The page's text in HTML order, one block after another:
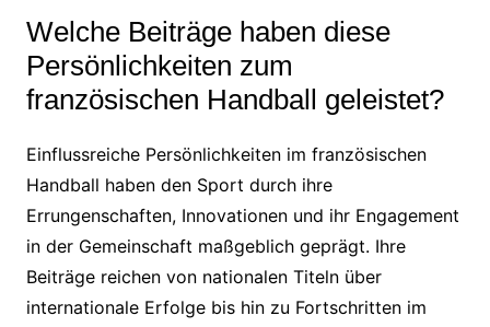
Welche Beiträge haben diese
Persönlichkeiten zum
französischen Handball geleistet?
Einflussreiche Persönlichkeiten im französischen
Handball haben den Sport durch ihre
Errungenschaften, Innovationen und ihr Engagement
in der Gemeinschaft maßgeblich geprägt. Ihre
Beiträge reichen von nationalen Titeln über
internationale Erfolge bis hin zu Fortschritten im